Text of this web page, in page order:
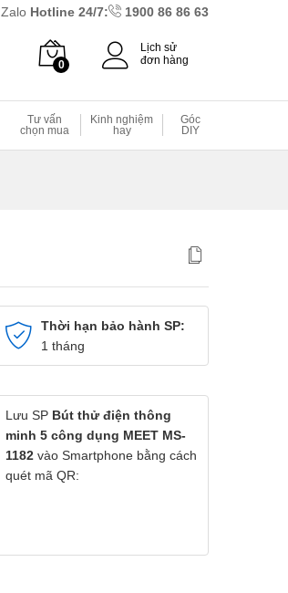
Zalo Hotline 24/7: 1900 86 86 63
0
Lịch sử
đơn hàng
Tư vấn
chọn mua
Kinh nghiệm
hay
Góc
DIY
Thời hạn bảo hành SP:
1 tháng
Lưu SP Bút thử điện thông
minh 5 công dụng MEET MS-
1182 vào Smartphone bằng cách
quét mã QR: